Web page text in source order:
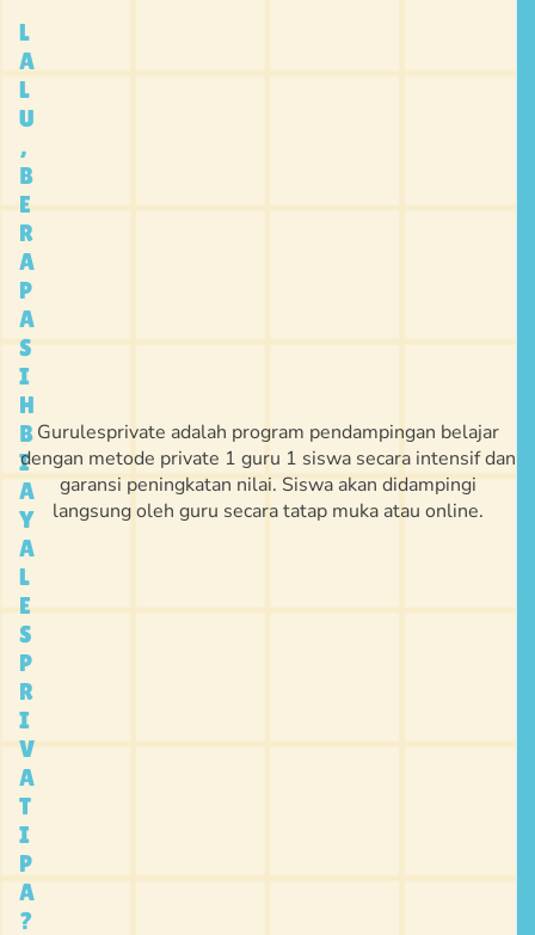
L
A
L
U
,
B
E
R
A
P
A
S
I
H
B
I
A
Y
A
L
E
S
P
R
I
V
A
T
I
P
A
?
Gurulesprivate adalah program pendampingan belajar
dengan metode private 1 guru 1 siswa secara intensif dan
garansi peningkatan nilai. Siswa akan didampingi
langsung oleh guru secara tatap muka atau online.